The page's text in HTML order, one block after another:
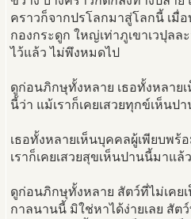
คราวก็จากปรโลกมาสู่โลกนี้ เมื่
กองกระดูก ใหญ่เท่าภูเขาเวปุล
ไว้แล้ว ไม่พึงหมดไป
ดูก่อนภิกษุทั้งหลาย เธอทั้งหลาย
นี้ว่า แม้เราก็เคยเสวยทุกข์เห็น
เธอทั้งหลายเห็นบุคคลผู้เพียบพ
เราก็เคยเสวยสุขเห็นปานนี้มาแ
ดูก่อนภิกษุทั้งหลาย สัตว์ที่ไม่เคย
กาลนานนี้ มิใช่หาได้ง่ายเลย สัต